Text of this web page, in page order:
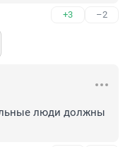
+3 –2
люди должны